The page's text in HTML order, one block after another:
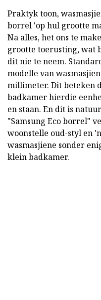
Praktyk toon,
borrel 'op hul grootte
Na alles, het ons te
grootte toerusting, wat
dit nie te neem.
modelle van
millimeter. Dit beteken
badkamer hierdie
en staan. En dit is
"Samsung Eco borrel"
woonstelle oud-styl en
wasmasjiene sonder
klein badkamer.